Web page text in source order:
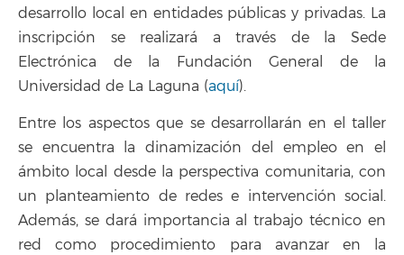
desarrollo local en entidades públicas y privadas. La
inscripción se realizará a través de la Sede
Electrónica de la Fundación General de la
Universidad de La Laguna (aquí).
Entre los aspectos que se desarrollarán en el taller
se encuentra la dinamización del empleo en el
ámbito local desde la perspectiva comunitaria, con
un planteamiento de redes e intervención social.
Además, se dará importancia al trabajo técnico en
red como procedimiento para avanzar en la